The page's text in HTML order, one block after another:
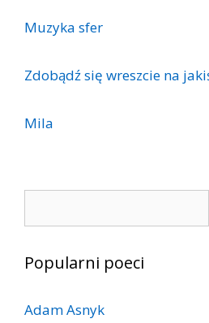
Muzyka sfer
Zdobądź się wreszcie na
Mila
Popularni poeci
Adam Asnyk